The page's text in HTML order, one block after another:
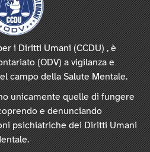
i Diritti Umani (CCDU) , è
(ODV) a vigilanza e
campo della Salute Mentale.
unicamente quelle di fungere
e denunciando
psichiatriche dei Diritti Umani